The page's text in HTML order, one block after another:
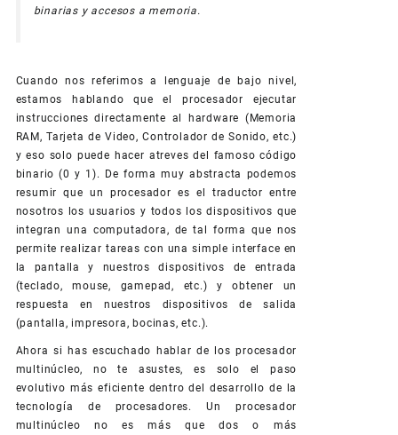
binarias y accesos a memoria.
Cuando nos referimos a lenguaje de bajo nivel,
estamos hablando que el procesador ejecutar
instrucciones directamente al hardware (Memoria
RAM, Tarjeta de Video, Controlador de Sonido, etc.)
y eso solo puede hacer atreves del famoso código
binario (0 y 1). De forma muy abstracta podemos
resumir que un procesador es el traductor entre
nosotros los usuarios y todos los dispositivos que
integran una computadora, de tal forma que nos
permite realizar tareas con una simple interface en
la pantalla y nuestros dispositivos de entrada
(teclado, mouse, gamepad, etc.) y obtener un
respuesta en nuestros dispositivos de salida
(pantalla, impresora, bocinas, etc.).
Ahora si has escuchado hablar de los procesador
multinúcleo, no te asustes, es solo el paso
evolutivo más eficiente dentro del desarrollo de la
tecnología de procesadores. Un procesador
multinúcleo no es más que dos o más